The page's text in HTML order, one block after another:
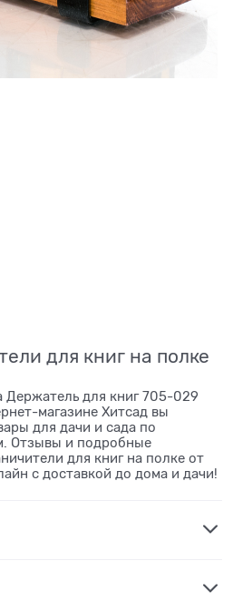
для книг на полке
для книг 705-029
магазине Хитсад вы
для дачи и сада по
Отзывы и подробные
для книг на полке от
с доставкой до дома и дачи!